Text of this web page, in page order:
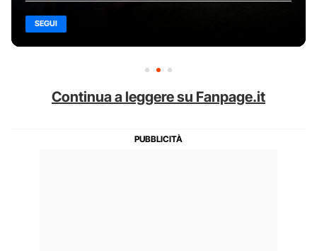
SEGUI
Continua a leggere su Fanpage.it